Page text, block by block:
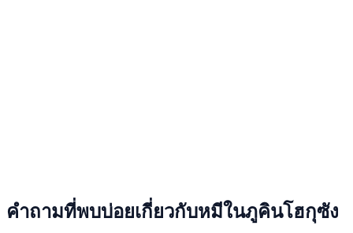
คำถามที่พบบ่อยเกี่ยวกับหมีในภูคินโฮกุซัง